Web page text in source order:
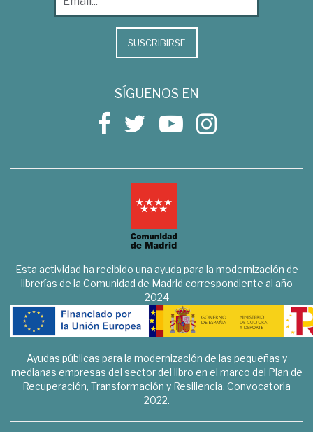
SUSCRIBIRSE
SÍGUENOS EN
Esta actividad ha recibido una ayuda para la modernización de
librerías de la Comunidad de Madrid correspondiente al año
2024
Ayudas públicas para la modernización de las pequeñas y
medianas empresas del sector del libro en el marco del Plan de
Recuperación, Transformación y Resiliencia. Convocatoria
2022.